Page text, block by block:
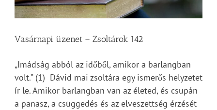
Vasárnapi üzenet – Zsoltárok 142
„Imádság abból az időből, amikor a barlangban
volt.” (1) Dávid mai zsoltára egy ismerős helyzetet
ír le. Amikor barlangban van az életed, és csupán
a panasz, a csüggedés és az elveszettség érzését